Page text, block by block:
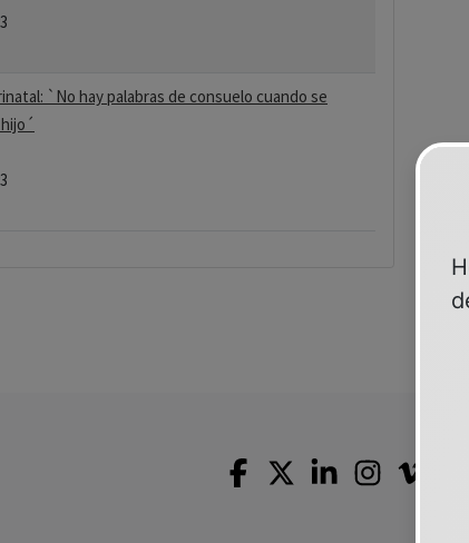
`No hay palabras de consuelo cuando se